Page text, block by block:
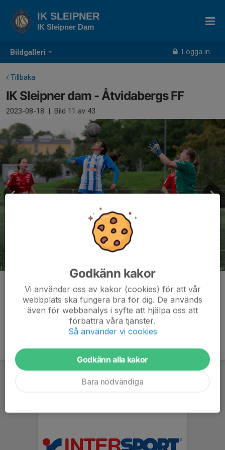
Bildgalleri Logga in
IK SLEIPNER
IK Sleipner Dam
Tillbaka
IK Sleipner dam - Åtvidabergs FF
2023-08-18 | Bild 11 av 43
Kommentarer
Godkänn kakor
Vi använder oss av kakor (cookies) för att vår
webbplats ska fungera bra för dig. De används
även för webbanalys i syfte att hjälpa oss att
förbättra våra tjänster.
Så använder vi cookies
Godkänn alla kakor
Bara nödvändiga